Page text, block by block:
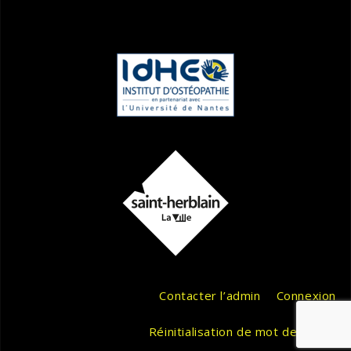
Contacter l’admin Connexion
Réinitialisation de mot de passe